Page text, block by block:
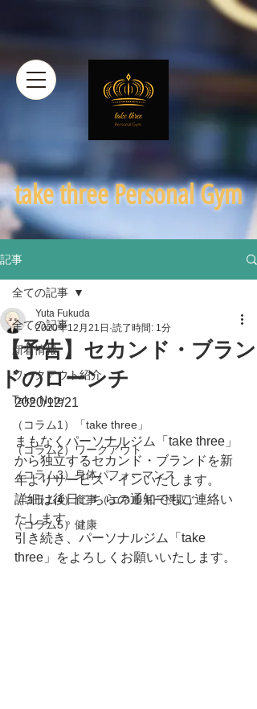
​take three Personal Gym
記事
全ての記事
新着情報
ワークアウト紹介
Take Note
（コラム1）「take three」
（コラム2）ワークアウト
（コラム3）身体パフォーマンス
（コラム4）食事（エネルギー摂取）
（コラム5）健康
全ての記事
【予告】セカンド・ブラン
ドのローンチ
Yuta Fukuda
2020年12月21日 読了時間: 1分
2020/12/21
まもなくパーソナルジム「take three」
から独立するセカンド・ブランドを新
年よりサービス・インいたします。
詳細は後日こちらの通知でもご連絡い
たします。
引き続き、パーソナルジム「take
three」をよろしくお願いいたします。